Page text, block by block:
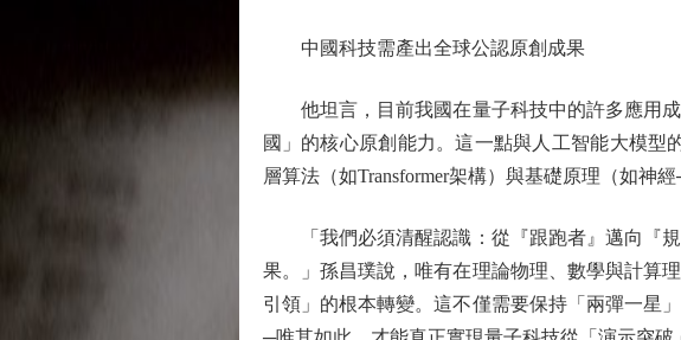
中國科技需產出全球公認原創成果
他坦言，目前我國在量子科技中的許多應用成
國」的核心原創能力。這一點與人工智能大模
層算法（如Transformer架構）與基礎原理（如神
「我們必須清醒認識：從『跟跑者』邁向『規
果。」孫昌璞說，唯有在理論物理、數學與計算
引領」的根本轉變。這不僅需要保持「兩彈一星